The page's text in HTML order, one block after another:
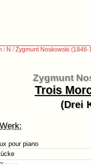
/ N /Zygmunt Noskowski (1846-
Zygmunt
Trois
(Drei
pour piano